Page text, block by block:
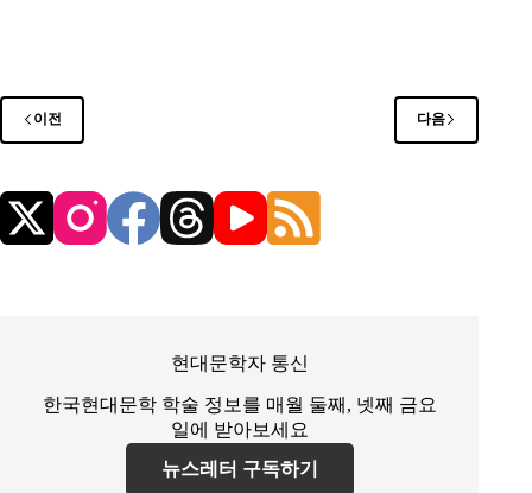
이전 다음
현대문학자 통신
한국현대문학 학술 정보를 매월 둘째, 넷째 금요
일에 받아보세요
뉴스레터 구독하기